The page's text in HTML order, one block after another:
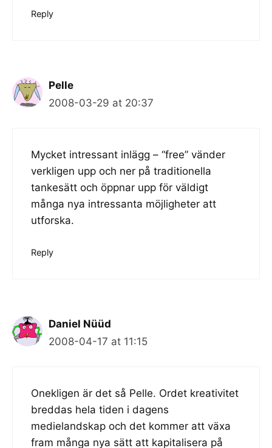
Reply
Pelle
2008-03-29 at 20:37
Mycket intressant inlägg – “free” vänder
verkligen upp och ner på traditionella
tankesätt och öppnar upp för väldigt
många nya intressanta möjligheter att
utforska.
Reply
Daniel Nüüd
2008-04-17 at 11:15
Onekligen är det så Pelle. Ordet kreativitet
breddas hela tiden i dagens
medielandskap och det kommer att växa
fram många nya sätt att kapitalisera på